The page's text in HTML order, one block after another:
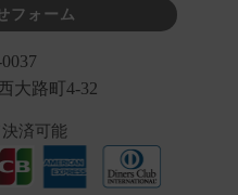
フォーム
大路町4-32
済可能